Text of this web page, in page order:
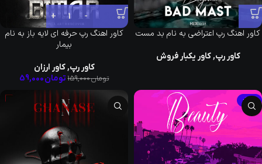
کاور اهنگ رپ اعتراضی به نام بد مست
کاور رپ,کاور یکبار فروش
کاور اهنگ رپ حرفه ای لایه باز به نام
بیمار
کاور رپ,کاور ارزان
تومان159,000 تومان
-63%